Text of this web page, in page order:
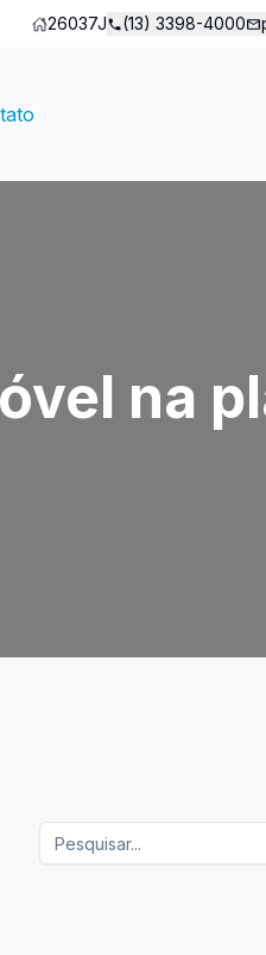
26037J (13) 3398-4000
na